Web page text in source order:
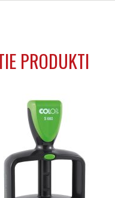
PRODUKTI